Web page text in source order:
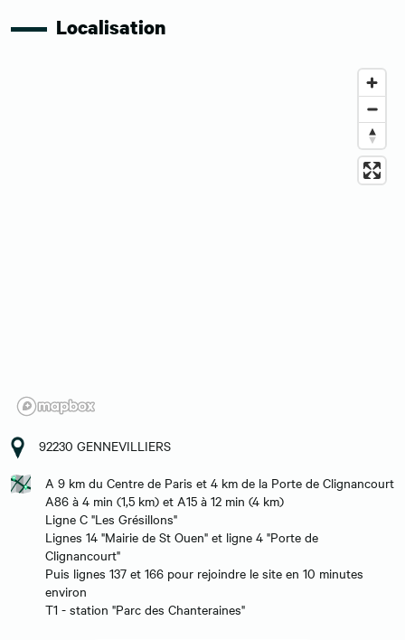
Localisation
92230 GENNEVILLIERS
A 9 km du Centre de Paris et 4 km de la Porte de Clignancourt
A86 à 4 min (1,5 km) et A15 à 12 min (4 km)
Ligne C "Les Grésillons"
Lignes 14 "Mairie de St Ouen" et ligne 4 "Porte de
Clignancourt"
Puis lignes 137 et 166 pour rejoindre le site en 10 minutes
environ
T1 - station "Parc des Chanteraines"